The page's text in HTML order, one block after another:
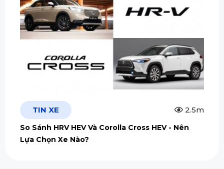
TIN XE 2.5m
So Sánh HRV HEV Và Corolla Cross HEV - Nên
Lựa Chọn Xe Nào?